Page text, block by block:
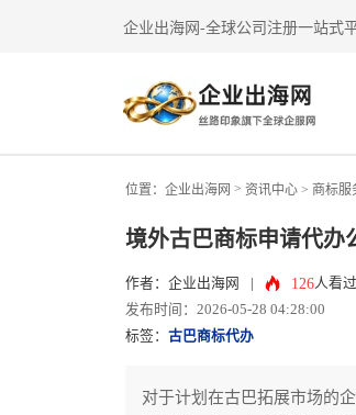
企业出海网-全球公司注册一站式
位置： 企业出海网 > 资讯中心 > 商标服
境外古巴商标申请代办
作者：企业出海网 126人看过
发布时间：2026-05-28 04:28:00
标签： 古巴商标代办
对于计划在古巴拓展市场的